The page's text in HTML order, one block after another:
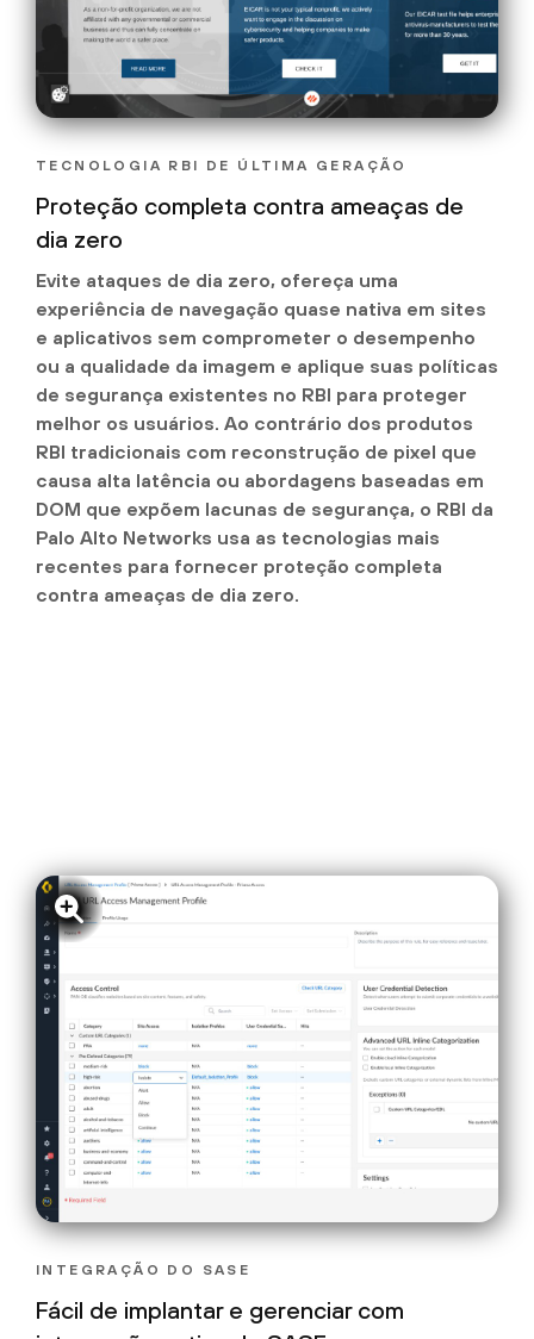
TECNOLOGIA RBI DE ÚLTIMA GERAÇÃO
Proteção completa contra ameaças de
dia zero
Evite ataques de dia zero, ofereça uma
experiência de navegação quase nativa em sites
e aplicativos sem comprometer o desempenho
ou a qualidade da imagem e aplique suas políticas
de segurança existentes no RBI para proteger
melhor os usuários. Ao contrário dos produtos
RBI tradicionais com reconstrução de pixel que
causa alta latência ou abordagens baseadas em
DOM que expõem lacunas de segurança, o RBI da
Palo Alto Networks usa as tecnologias mais
recentes para fornecer proteção completa
contra ameaças de dia zero.
INTEGRAÇÃO DO SASE
Fácil de implantar e gerenciar com